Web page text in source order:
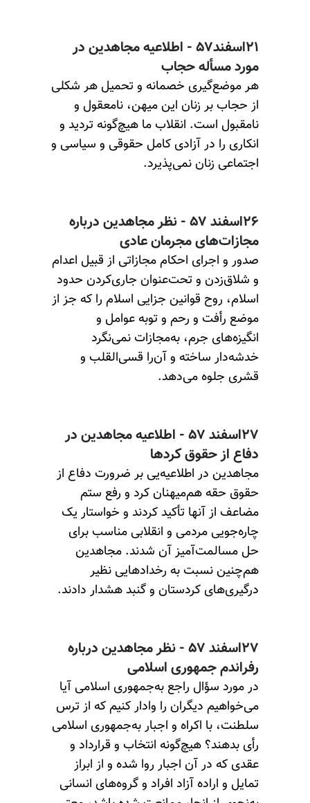
۲۱اسفند۵۷ - اطلاعیه مجاهدین در
مورد مسأله حجاب
هر موضع‌گیری خصمانه و تحمیل هر شکلی
از حجاب بر زنان این میهن، نامعقول و
نامقبول است. انقلاب ما هیچ‌گونه تردید و
انکاری را در آزادی کامل حقوقی و سیاسی و
اجتماعی زنان نمی‌پذیرد.
۲۶اسفند ۵۷ - نظر مجاهدین درباره
مجازات‌های مجرمان عادی
صدور و اجرای احکام مجازاتی از قبیل اعدام
و شلاق‌زدن و تحت‌عنوان جاری‌کردن حدود
اسلام، روح قوانین جزایی اسلام را که جز از
موضع رأفت و رحم و توبه عوامل و
انگیزه‌های جرم، به‌مجازات نمی‌نگرد
خدشه‌دار ساخته و آن‌را قسی‌القلب و
قشری جلوه می‌دهد.
۲۷اسفند ۵۷ - اطلاعیه مجاهدین در
دفاع از حقوق کردها
مجاهدین در اطلاعیه‌یی بر ضرورت دفاع از
حقوق حقه هم‌میهنان کرد و رفع ستم
مضاعف از آنها تأکید کردند و خواستار یک
چاره‌جویی مردمی و انقلابی مناسب برای
حل مسالمت‌آمیز آن شدند. مجاهدین
هم‌چنین نسبت به رخدادهایی نظیر
درگیری‌های کردستان و گنبد هشدار دادند.
۲۷اسفند ۵۷ - نظر مجاهدین درباره
رفراندم جمهوری اسلامی
در مورد سؤال راجع به‌جمهوری اسلامی آیا
می‌خواهیم دیگران را وادار کنیم که از ترس
سلطنت، با اکراه و اجبار به‌جمهوری اسلامی
رأی بدهند؟ هیچ‌گونه انتخاب و قرارداد و
عقدی که در آن اجبار روا شده و از ابراز
تمایل و اراده آزاد افراد و گروه‌های انسانی